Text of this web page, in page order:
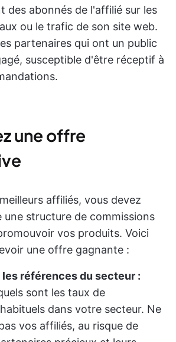
des abonnés de l'affilié sur les
ou le trafic de son site web.
partenaires qui ont un public
susceptible d'être réceptif à
une offre
affiliés, vous devez
une structure de commissions
vos produits. Voici
une offre gagnante :
références du secteur :
sont les taux de
dans votre secteur. Ne
vos affiliés, au risque de